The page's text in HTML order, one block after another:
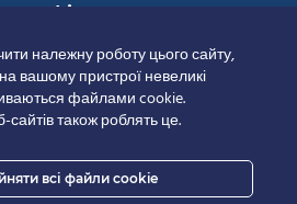
належну роботу цього сайту,
вашому пристрої невеликі
файлами cookie.
сайтів також роблять це.
всі файли cookie